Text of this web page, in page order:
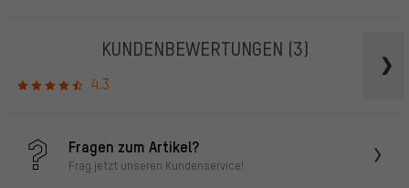
KUNDENBEWERTUNGEN (3)
4.3
Fragen zum Artikel?
Frag jetzt unseren Kundenservice!